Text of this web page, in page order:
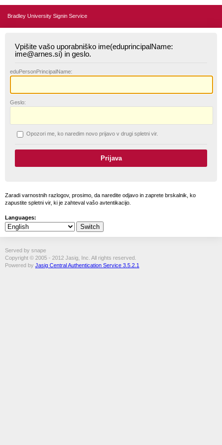
Bradley University Signin Service
Vpišite vašo uporabniško ime(eduprincipalName:
ime@arnes.si) in geslo.
eduPersonPrincipalName:
Geslo:
Opozori me, ko naredim novo prijavo v drugi spletni vir.
Zaradi varnostnih razlogov, prosimo, da naredite odjavo in zaprete brskalnik, ko
zapustite spletni vir, ki je zahteval vašo avtentikacijo.
Languages:
Served by snape
Copyright © 2005 - 2012 Jasig, Inc. All rights reserved.
Powered by Jasig Central Authentication Service 3.5.2.1